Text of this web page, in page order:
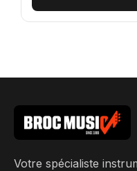
Votre spécialiste